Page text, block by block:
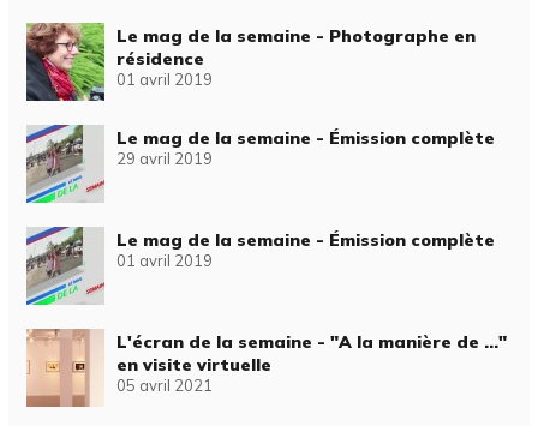
Le mag de la semaine - Photographe en
résidence
01 avril 2019
Le mag de la semaine - Émission complète
29 avril 2019
Le mag de la semaine - Émission complète
01 avril 2019
L'écran de la semaine - "A la manière de ..."
en visite virtuelle
05 avril 2021